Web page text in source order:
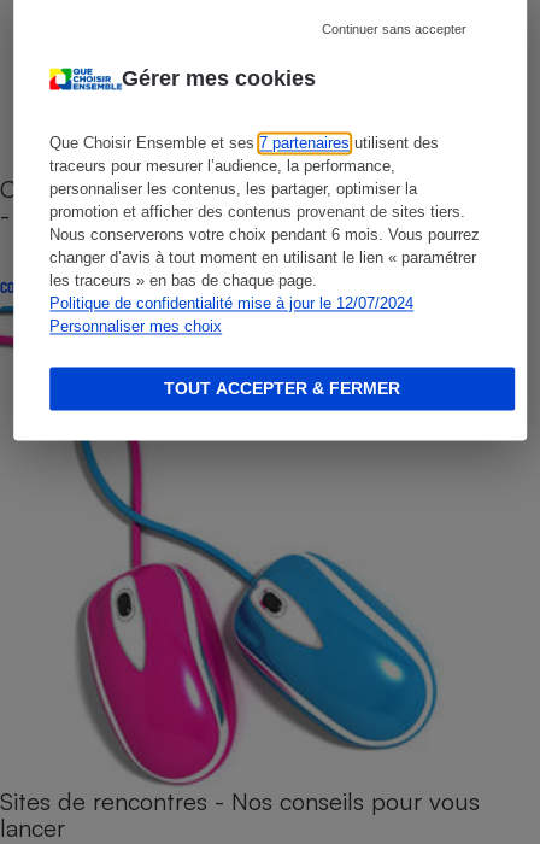
Gérer mes cookies
Que Choisir Ensemble et ses7 partenaires utilisent des
traceurs pour mesurer l’audience, la performance,
personnaliser les contenus, les partager, optimiser la
promotion et afficher des contenus provenant de sites tiers.
Nous conserverons votre choix pendant 6 mois. Vous pourrez
changer d’avis à tout moment en utilisant le lien « paramétrer
les traceurs » en bas de chaque page.
Politique de confidentialité mise à jour le 12/07/2024
Personnaliser mes choix
Continuer sans accepter
TOUT ACCEPTER & FERMER
Cafetière à capsules zéro déchet CoffeeB (vidéo)
- Premières impressions
CONSEILS
Sites de rencontres - Nos conseils pour vous
lancer